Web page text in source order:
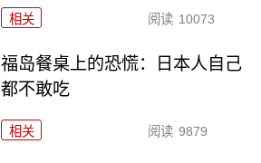
相关 阅读 10073
福岛餐桌上的恐慌：日本人自己
都不敢吃
相关 阅读 9879